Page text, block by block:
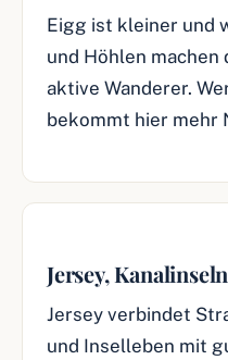
Eigg ist kleiner und
und Höhlen
aktive Wanderer.
bekommt hier mehr
Jersey, Kanalinseln
Jersey verbindet
und Inselleben mit